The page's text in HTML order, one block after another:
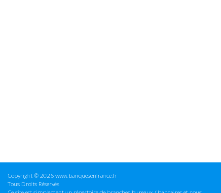
Copyright © 2026 www.banquesenfrance.fr
Tous Droits Réservés.